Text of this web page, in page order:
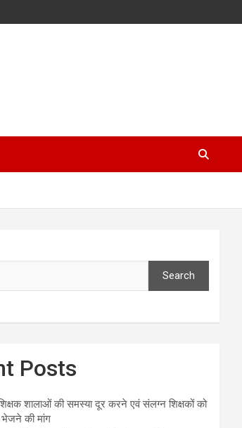
Search
Posts
शालाओं की समस्या दूर करने एवं संलग्न शिक्षकों को
भेजने की मांग